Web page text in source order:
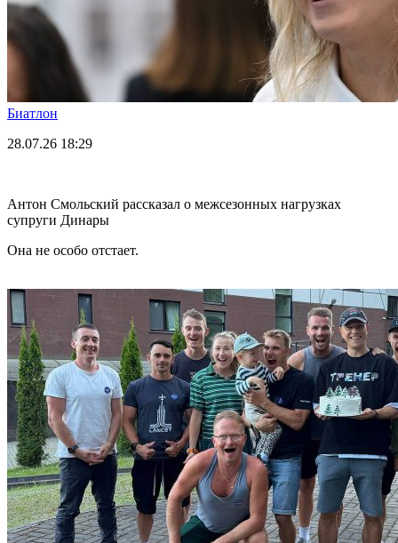
Биатлон
28.07.26 18:29
Антон Смольский рассказал о межсезонных нагрузках
супруги Динары
Она не особо отстает.